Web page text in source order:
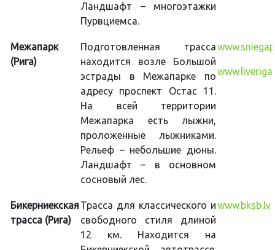
Ландшафт – многоэтажки
Пурвциемса.
Межапарк
(Рига)
Подготовленная трасса
находится возле Большой
эстрады в Межапарке по
адресу проспект Остас 11.
На всей территории
Межапарка есть лыжни,
проложенные лыжниками.
Рельеф – небольшие дюны.
Ландшафт – в основном
сосновый лес.
Бикерниекская
трасса (Рига)
Трасса для классического и
свободного стиля длиной
12 км. Находится на
www.bksb.lv